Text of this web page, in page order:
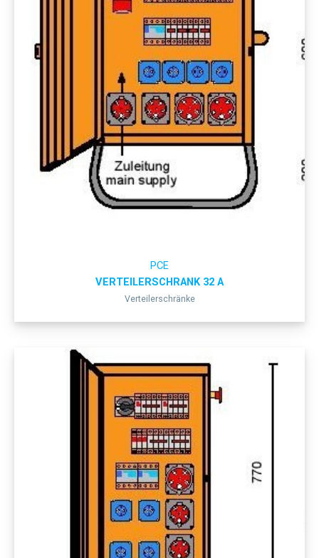
PCE
VERTEILERSCHRANK 32 A
Verteilerschränke